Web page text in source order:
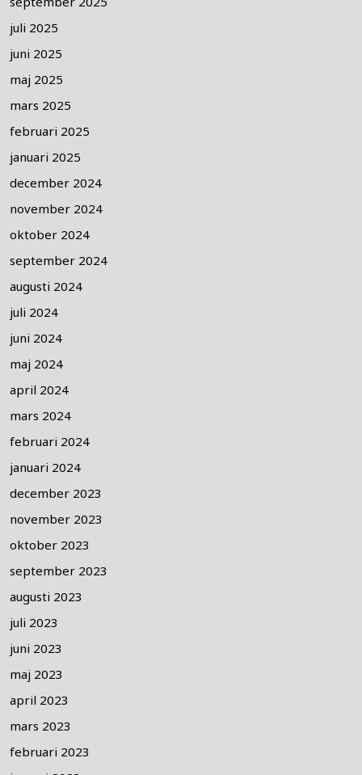
juli 2025
juni 2025
maj 2025
mars 2025
februari 2025
januari 2025
december 2024
november 2024
oktober 2024
september 2024
augusti 2024
juli 2024
juni 2024
maj 2024
april 2024
mars 2024
februari 2024
januari 2024
december 2023
november 2023
oktober 2023
september 2023
augusti 2023
juli 2023
juni 2023
maj 2023
april 2023
mars 2023
februari 2023